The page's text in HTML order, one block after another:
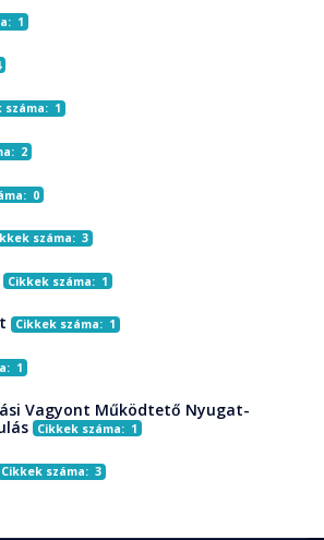
1
száma: 1
2
0
száma: 3
Cikkek száma: 1
Cikkek száma: 1
1
Vagyont Működtető Nyugat-
Cikkek száma: 1
Cikkek száma: 3